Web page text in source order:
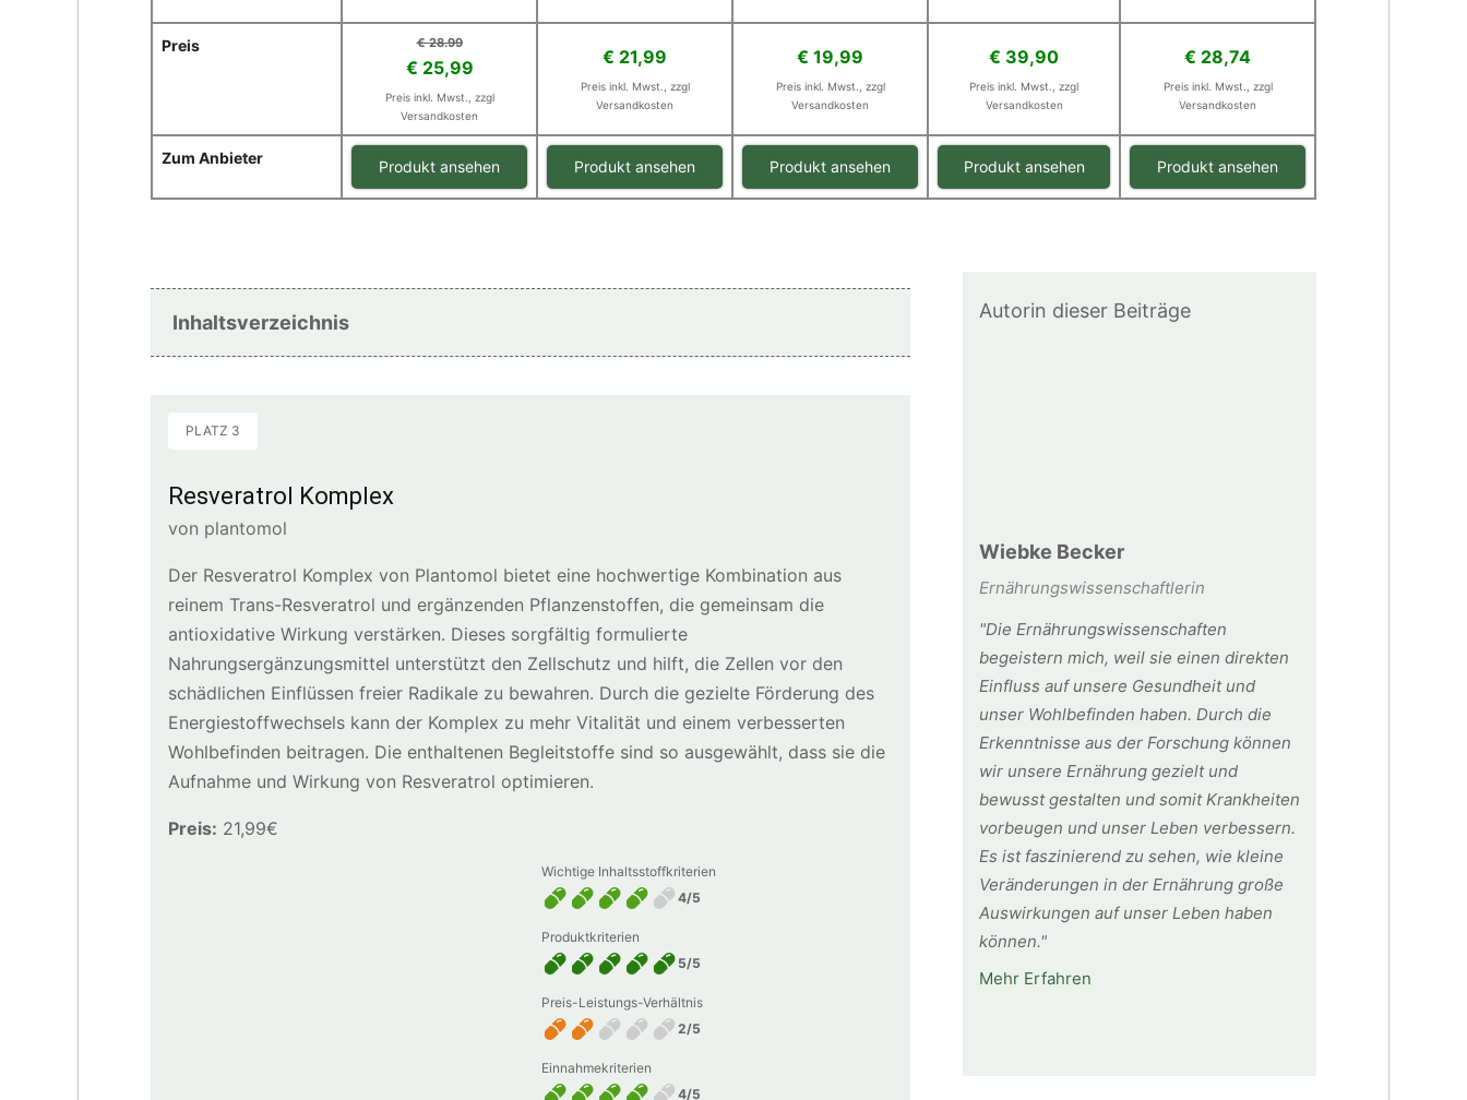
Preis € 28.99
€ 25,99
Preis inkl. Mwst., zzgl
Versandkosten
€ 21,99
Preis inkl. Mwst., zzgl
Versandkosten
€ 19,99
Preis inkl. Mwst., zzgl
Versandkosten
€ 39,90
Preis inkl. Mwst., zzgl
Versandkosten
€ 28,74
Preis inkl. Mwst., zzgl
Versandkosten
Zum Anbieter Produkt ansehen Produkt ansehen Produkt ansehen Produkt ansehen Produkt ansehen
Inhaltsverzeichnis
PLATZ 3
Resveratrol Komplex
von plantomol
Der Resveratrol Komplex von Plantomol bietet eine hochwertige Kombination aus
reinem Trans-Resveratrol und ergänzenden Pflanzenstoffen, die gemeinsam die
antioxidative Wirkung verstärken. Dieses sorgfältig formulierte
Nahrungsergänzungsmittel unterstützt den Zellschutz und hilft, die Zellen vor den
schädlichen Einflüssen freier Radikale zu bewahren. Durch die gezielte Förderung des
Energiestoffwechsels kann der Komplex zu mehr Vitalität und einem verbesserten
Wohlbefinden beitragen. Die enthaltenen Begleitstoffe sind so ausgewählt, dass sie die
Aufnahme und Wirkung von Resveratrol optimieren.
Preis: 21,99€
Wichtige Inhaltsstoffkriterien
4/5
Produktkriterien
5/5
Preis-Leistungs-Verhältnis
2/5
Einnahmekriterien
4/5
Autorin dieser Beiträge
Wiebke Becker
Ernährungswissenschaftlerin
"Die Ernährungswissenschaften
begeistern mich, weil sie einen direkten
Einfluss auf unsere Gesundheit und
unser Wohlbefinden haben. Durch die
Erkenntnisse aus der Forschung können
wir unsere Ernährung gezielt und
bewusst gestalten und somit Krankheiten
vorbeugen und unser Leben verbessern.
Es ist faszinierend zu sehen, wie kleine
Veränderungen in der Ernährung große
Auswirkungen auf unser Leben haben
können."
Mehr Erfahren